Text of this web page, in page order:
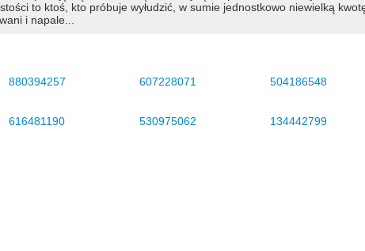
to ktoś, kto próbuje wyłudzić, w sumie jednostkowo niewielką
i napale...
880394257 607228071 504186548
616481190 530975062 134442799